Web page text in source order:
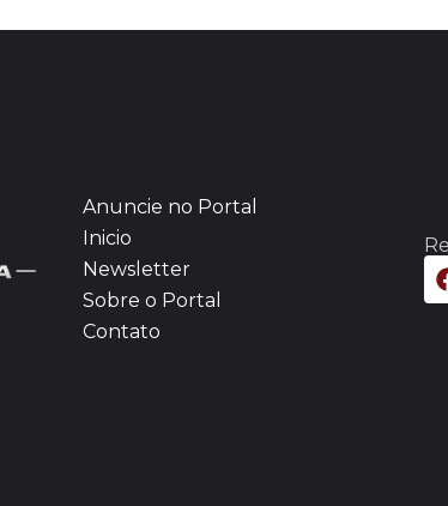
Anuncie no Portal
Inicio
Newsletter
Sobre o Portal
Contato